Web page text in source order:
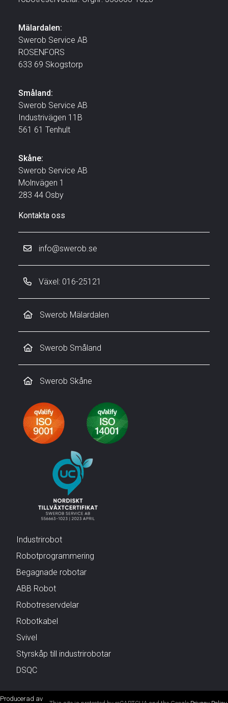
Mälardalen:
Swerob Service AB
ROSENFORS
633 69 Skogstorp
Småland:
Swerob Service AB
Industrivägen 11B
561 61 Tenhult
Skåne:
Swerob Service AB
Molnvägen 1
283 44 Osby
Kontakta oss
info@swerob.se
Växel: 016-25121
Swerob Mälardalen
Swerob Småland
Swerob Skåne
Industrirobot
Robotprogrammering
Begagnade robotar
ABB Robot
Robotreservdelar
Robotkabel
Svivel
Styrskåp till industrirobotar
DSQC
Producerad av